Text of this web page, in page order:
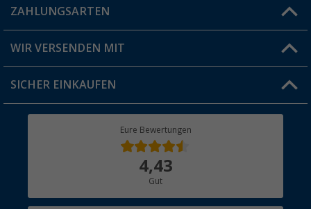
Blog
Jobs & Karriere
FAQ & Kontakt
Versandinformationen
Rücksendung
ZAHLUNGSARTEN
WIR VERSENDEN MIT
SICHER EINKAUFEN
Eure Bewertungen
4,43
Gut